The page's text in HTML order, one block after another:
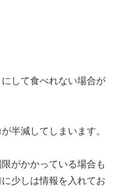
して食べれない場合が
半減してしまいます。
がかかっている場合も
少しは情報を入れてお